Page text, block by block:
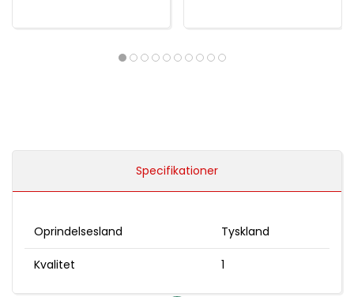
Specifikationer
Oprindelsesland Tyskland
Kvalitet 1